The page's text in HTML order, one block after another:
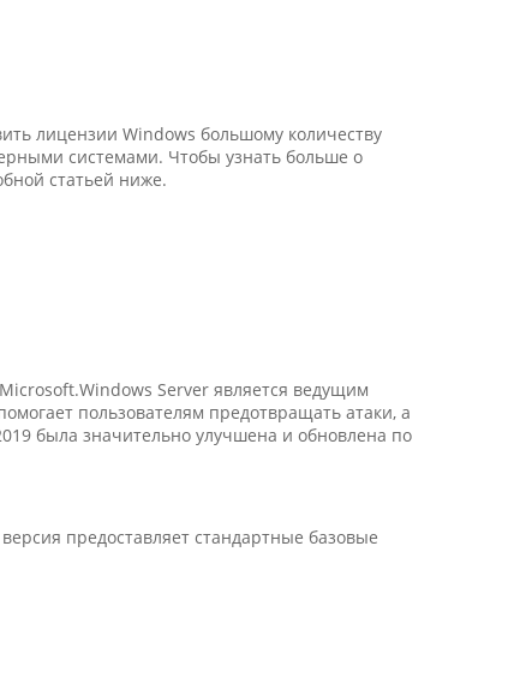
лицензии Windows большому количеству
системами. Чтобы узнать больше о
статьей ниже.
Server является ведущим
пользователям предотвращать атаки, а
была значительно улучшена и обновлена по
предоставляет стандартные базовые